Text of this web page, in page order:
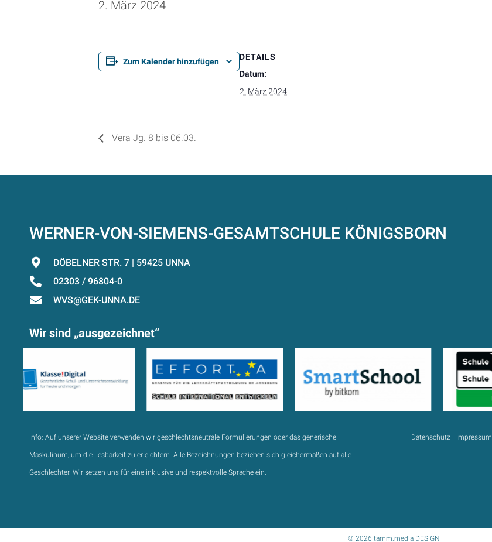
2. März 2024
Zum Kalender hinzufügen
DETAILS
Datum:
2. März 2024
Vera Jg. 8 bis 06.03.
WERNER-VON-SIEMENS-GESAMTSCHULE KÖNIGSBORN
DÖBELNER STR. 7 | 59425 UNNA
02303 / 96804-0
WVS@GEK-UNNA.DE
Wir sind „ausgezeichnet“
Info: Auf unserer Website verwenden wir geschlechtsneutrale Formulierungen oder das generische
Maskulinum, um die Lesbarkeit zu erleichtern. Alle Bezeichnungen beziehen sich gleichermaßen auf alle
Geschlechter. Wir setzen uns für eine inklusive und respektvolle Sprache ein.
Datenschutz Impressum
© 2026 tamm.media DESIGN